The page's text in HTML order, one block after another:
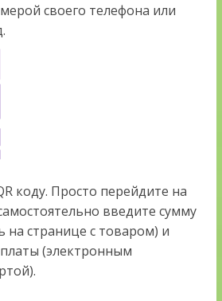
своего телефона или
коду. Просто перейдите на
введите сумму
на странице с товаром) и
(электронным